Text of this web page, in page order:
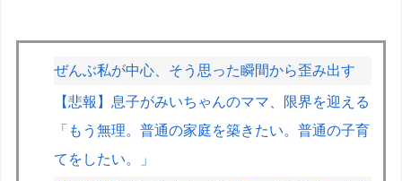
ぜんぶ私が中心、そう思った瞬間から歪み出す
【悲報】息子がみいちゃんのママ、限界を迎える
「もう無理。普通の家庭を築きたい。普通の子育
てをしたい。」